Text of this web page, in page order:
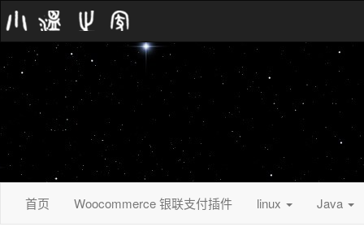
首页 Woocommerce 银联支付插件 linux Java